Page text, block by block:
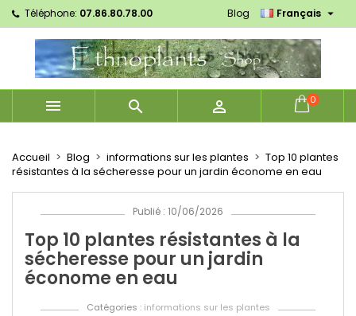
Téléphone: 07.86.80.78.00 Français 
Blog
   0
Accueil Blog informations sur les plantes
Top 10 plantes
résistantes à la sécheresse pour un jardin économe en eau
Publié : 10/06/2026
Top 10 plantes résistantes à la
sécheresse pour un jardin
économe en eau
Catégories : informations sur les plantes
Mes listes d'envies ×
add_circle_outline Créer une nouvelle liste
((modalTitle)) ×
((confirmMessage))
((cancelText)) ((modalDeleteText))
Créer une liste d'envies ×
Nom de la liste d'envies
Annuler Créer une liste d'envies
Connexion ×
Vous devez être connecté pour ajouter des produits
à votre liste d'envies.